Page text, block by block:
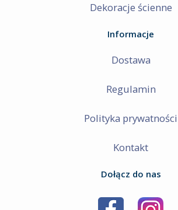
Dekoracje ścienne
Informacje
Dostawa
Regulamin
Polityka prywatności
Kontakt
Dołącz do nas